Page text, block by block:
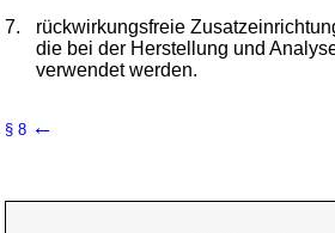
7.
rückwirkungsfreie
die bei der Herstellung und
verwendet werden.
§ 8 ←